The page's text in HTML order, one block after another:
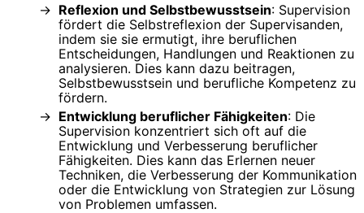
Reflexion und Selbstbewusstsein: Supervision
fördert die Selbstreflexion der Supervisanden,
indem sie sie ermutigt, ihre beruflichen
Entscheidungen, Handlungen und Reaktionen zu
analysieren. Dies kann dazu beitragen,
Selbstbewusstsein und berufliche Kompetenz zu
fördern.
Entwicklung beruflicher Fähigkeiten: Die
Supervision konzentriert sich oft auf die
Entwicklung und Verbesserung beruflicher
Fähigkeiten. Dies kann das Erlernen neuer
Techniken, die Verbesserung der Kommunikation
oder die Entwicklung von Strategien zur Lösung
von Problemen umfassen.